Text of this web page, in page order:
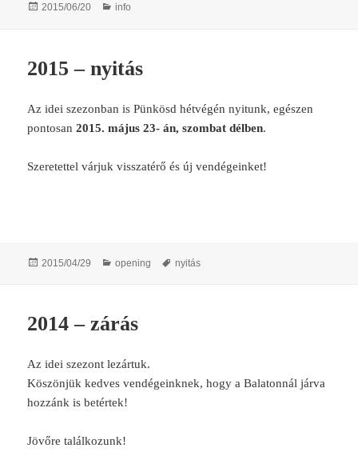
Posted
2015/06/20 Categories
info
2015 – nyitás
Az idei szezonban is Pünkösd hétvégén nyitunk, egészen
pontosan2015. május 23- án, szombat délben.
Szeretettel várjuk visszatérő és új vendégeinket!
Posted
2015/04/29 Categories
opening Tags
nyitás
2014 – zárás
Az idei szezont lezártuk.
Köszönjük kedves vendégeinknek, hogy a Balatonnál járva
hozzánk is betértek!
Jövőre találkozunk!